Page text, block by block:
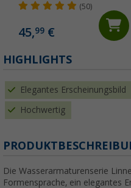
Mikroschalter für
Wohnmobil und Caravan
(50)
45,99 €
HIGHLIGHTS
Elegantes Erscheinungsbild
Hochwertig
Die Wasserarmaturenserie
Formensprache, ein elegantes